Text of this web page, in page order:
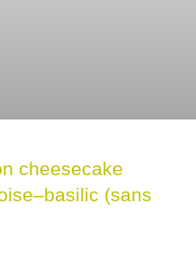
cheesecake
(sans